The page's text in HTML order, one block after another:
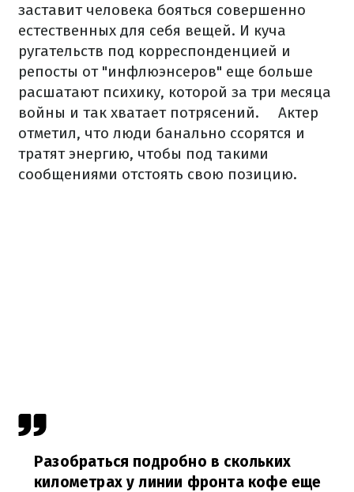
заставит человека бояться совершенно
естественных для себя вещей. И куча
ругательств под корреспонденцией и
репосты от "инфлюэнсеров" еще больше
расшатают психику, которой за три месяца
войны и так хватает потрясений.
Актер
отметил, что люди банально ссорятся и
тратят энергию, чтобы под такими
сообщениями отстоять свою позицию.
Разобраться подробно в скольких
километрах у линии фронта кофе еще